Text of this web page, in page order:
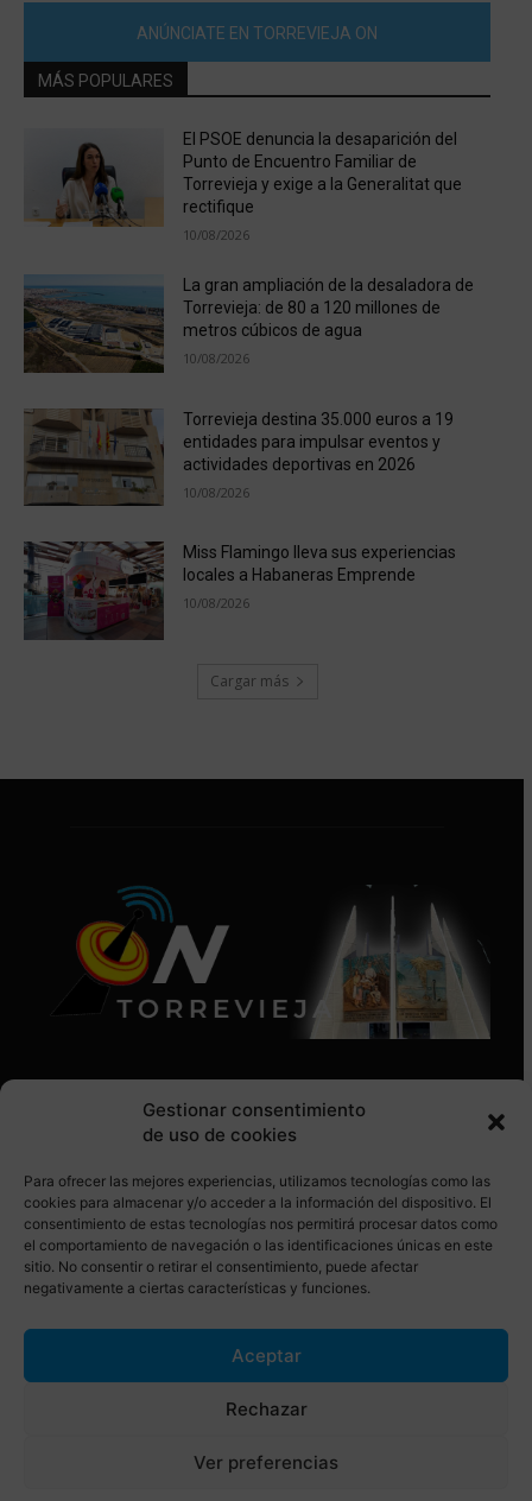
Gestionar consentimiento
de uso de cookies
Para ofrecer las mejores experiencias, utilizamos tecnologías como las
cookies para almacenar y/o acceder a la información del dispositivo. El
consentimiento de estas tecnologías nos permitirá procesar datos como
el comportamiento de navegación o las identificaciones únicas en este
sitio. No consentir o retirar el consentimiento, puede afectar
negativamente a ciertas características y funciones.
Aceptar
Rechazar
Ver preferencias
ANÚNCIATE EN TORREVIEJA ON
MÁS POPULARES
El PSOE denuncia la desaparición del
Punto de Encuentro Familiar de
Torrevieja y exige a la Generalitat que
rectifique
10/08/2026
La gran ampliación de la desaladora de
Torrevieja: de 80 a 120 millones de
metros cúbicos de agua
10/08/2026
Torrevieja destina 35.000 euros a 19
entidades para impulsar eventos y
actividades deportivas en 2026
10/08/2026
Miss Flamingo lleva sus experiencias
locales a Habaneras Emprende
10/08/2026
Cargar más
SÍGUENOS EN REDES SOCIALES
© Torrevieja ON. Desarrollado por